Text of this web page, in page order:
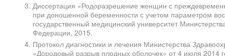
Диссертация «Родоразрешение женщин с
при доношенной беременности с учетом параметром
государственный медицинский университет
Федерации, 2015.
Протокол диагностики и лечения Министерства
«Дородовый разрыв плодных оболочек» от 4 июля 2014